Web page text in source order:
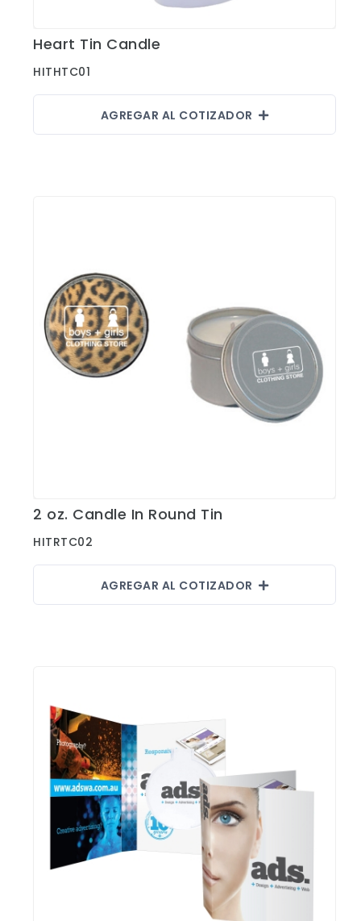
Ver Detalles
Heart Tin Candle
HITHTC01
AGREGAR AL COTIZADOR
Ver Detalles
2 oz. Candle In Round Tin
HITRTC02
AGREGAR AL COTIZADOR